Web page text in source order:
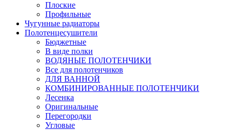
Плоские
Профильные
Чугунные радиаторы
Полотенцесушители
Бюджетные
В виде полки
ВОДЯНЫЕ ПОЛОТЕНЧИКИ
Все для полотенчиков
ДЛЯ ВАННОЙ
КОМБИНИРОВАННЫЕ ПОЛОТЕНЧИКИ
Лесенка
Оригинальные
Перегородки
Угловые